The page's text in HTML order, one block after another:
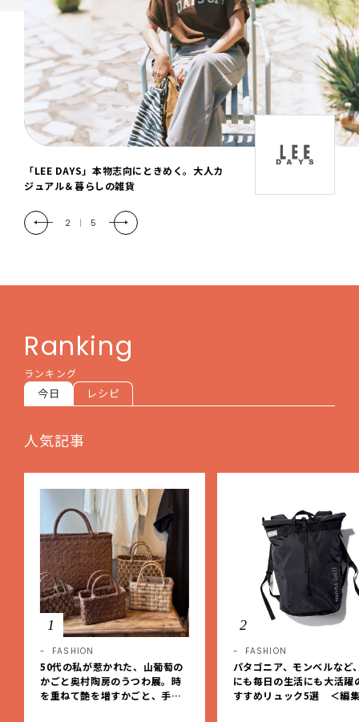
「LEE DAYS」本物志向にときめく。大人カ
ジュアル＆暮らしの雑貨
2 | 5
Ranking
ランキング
今日 レシピ
人気記事
1
FASHION
50代の私が惹かれた、山葡萄の
かごと奥村陶房のうつわ展。時
を重ねて艶を増すかごと、手仕
2
FASHION
パタゴニア、モンベルなど
にも毎日の生活にも大活躍
すすめリュック5選 ＜編